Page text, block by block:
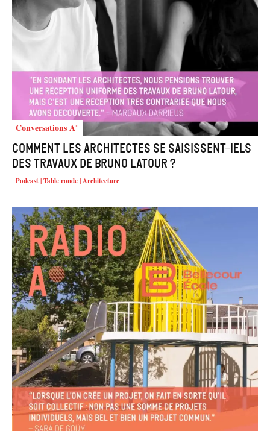
Conversations A°
Comment les architectes se saisissent-iels
des travaux de Bruno Latour ?
Podcast | Table ronde | Architecture